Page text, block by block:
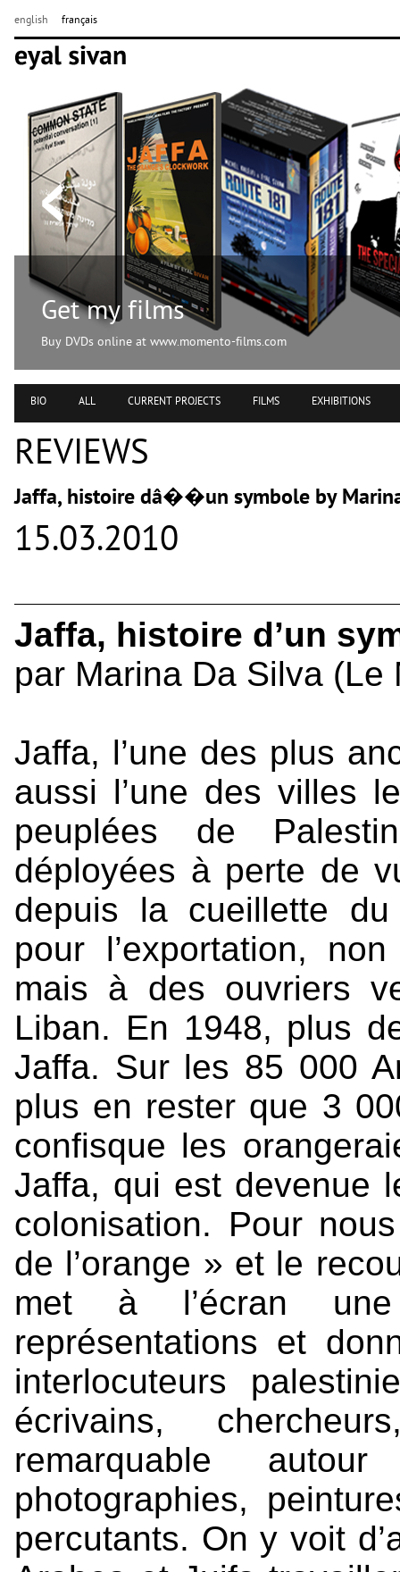
english français
Get my films
Buy DVDs online at www.momento-films.com
BIO ALL CURRENT PROJECTS FILMS EXHIBITIONS
REVIEWS
Jaffa, histoire dâ��un symbole by
15.03.2010
Jaffa, histoire d’un
par Marina Da Silva (Le
Jaffa, l’une des plus
aussi l’une des villes
peuplées de
déployées à perte de
depuis la cueillette
pour l’exportation,
mais à des ouvriers
Liban. En 1948, plus
Jaffa. Sur les 85 000
plus en rester que 3
confisque les
Jaffa, qui est devenue
colonisation. Pour
de l’orange » et le
met à l’écran
représentations et
interlocuteurs
écrivains,
remarquable
photographies,
percutants. On y voit